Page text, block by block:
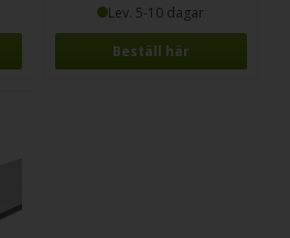
Lev. 5-10 dagar
Beställ här